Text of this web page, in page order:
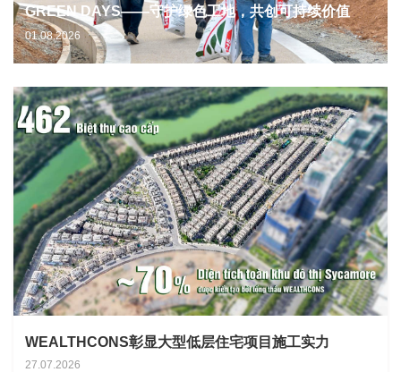
GREEN DAYS——守护绿色工地，共创可持续价值
01.08.2026
WEALTHCONS彰显大型低层住宅项目施工实力
27.07.2026